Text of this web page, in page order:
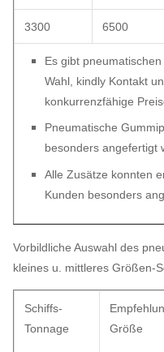
3300 6500
Es gibt
Wahl, kindly Kontakt
konkurrenzfähige
Pneumatische
besonders angefertigt
Alle Zusätze konnten
Kunden besonders
Vorbildliche Auswahl des
kleines u. mittleres Größen-
Schiffs-
Tonnage
Größe